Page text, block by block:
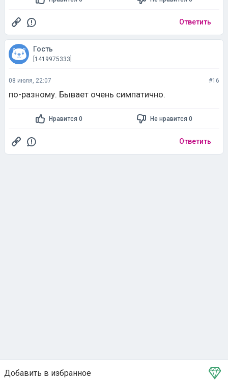
Ответить
Гость
[1419975333]
08 июля, 22:07 #16
по-разному. Бывает очень симпатично.
Нравится 0 Не нравится 0
Ответить
Добавить в избранное
Тема в избранном